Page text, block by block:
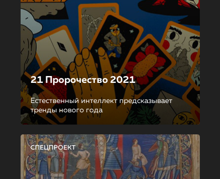
21 Пророчество 2021
Естественный интеллект предсказывает
тренды нового года
СПЕЦПРОЕКТ